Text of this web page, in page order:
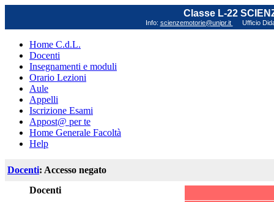
Classe L-22
Info: scienzemotorie@unipr.it Ufficio
Home C.d.L.
Docenti
Insegnamenti e moduli
Orario Lezioni
Aule
Appelli
Iscrizione Esami
Appost@ per te
Home Generale Facoltà
Help
Docenti: Accesso negato
Docenti